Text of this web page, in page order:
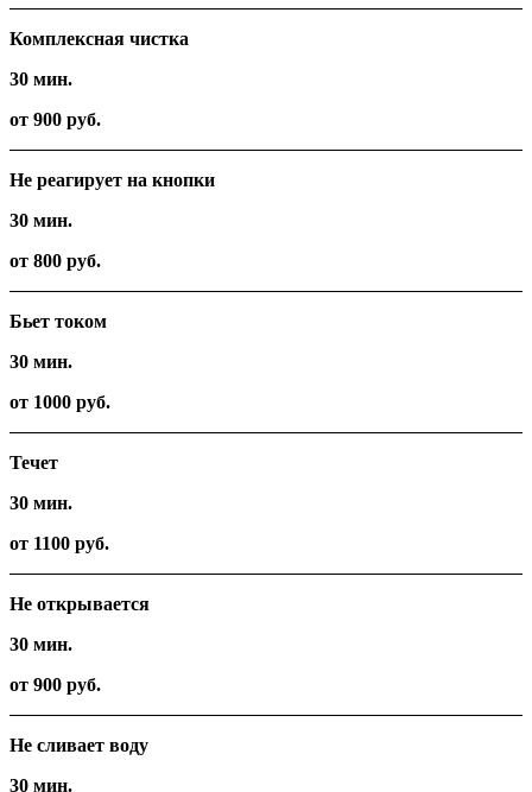
Комплексная чистка
30 мин.
от 900 руб.
Не реагирует на кнопки
30 мин.
от 800 руб.
Бьет током
30 мин.
от 1000 руб.
Течет
30 мин.
от 1100 руб.
Не открывается
30 мин.
от 900 руб.
Не сливает воду
30 мин.